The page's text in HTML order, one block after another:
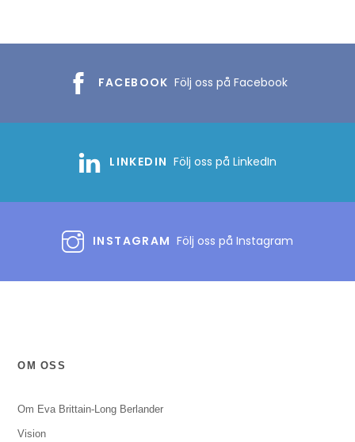
FACEBOOK Följ oss på Facebook
LINKEDIN Följ oss på LinkedIn
INSTAGRAM Följ oss på Instagram
OM OSS
Om Eva Brittain-Long Berlander
Vision